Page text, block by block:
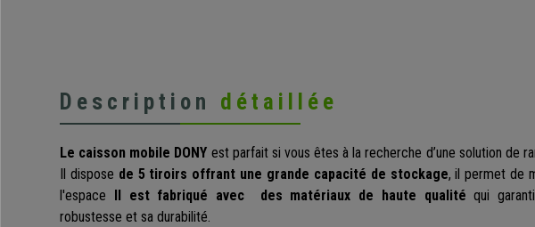
Description détaillée
Le caisson mobile DONY est parfait si vous êtes à la recherche d’une solution de
Il dispose de 5 tiroirs offrant une grande capacité de stockage, il permet de
l'espace Il est fabriqué avec des matériaux de haute qualité qui
robustesse et sa durabilité.